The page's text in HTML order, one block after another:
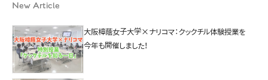
New Article
大阪樟蔭女子大学×ナリコマ：クックチル体験授業を
今年も開催しました！